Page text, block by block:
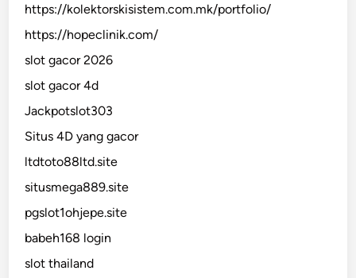
https://kolektorskisistem.com.mk/portfolio/
https://hopeclinik.com/
slot gacor 2026
slot gacor 4d
Jackpotslot303
Situs 4D yang gacor
ltdtoto88ltd.site
situsmega889.site
pgslot1ohjepe.site
babeh168 login
slot thailand